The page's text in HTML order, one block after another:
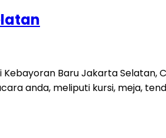
Baru Jakarta Selatan,
anda, meliputi kursi, meja,